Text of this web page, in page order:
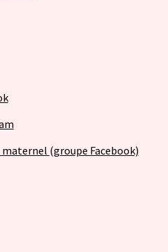
(groupe Facebook)